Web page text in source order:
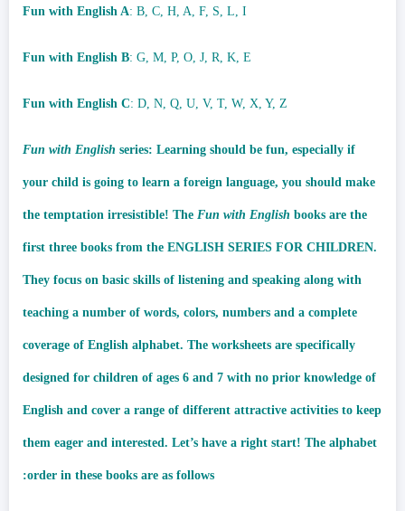
Fun with English A: B, C, H, A, F, S, L, I
Fun with English B: G, M, P, O, J, R, K, E
Fun with English C: D, N, Q, U, V, T, W, X, Y, Z
Fun with English series: Learning should be fun, especially if
your child is going to learn a foreign language, you should make
the temptation irresistible! The Fun with English books are the
first three books from the ENGLISH SERIES FOR CHILDREN.
They focus on basic skills of listening and speaking along with
teaching a number of words, colors, numbers and a complete
coverage of English alphabet. The worksheets are specifically
designed for children of ages 6 and 7 with no prior knowledge of
English and cover a range of different attractive activities to keep
them eager and interested. Let’s have a right start! The alphabet
order in these books are as follows: